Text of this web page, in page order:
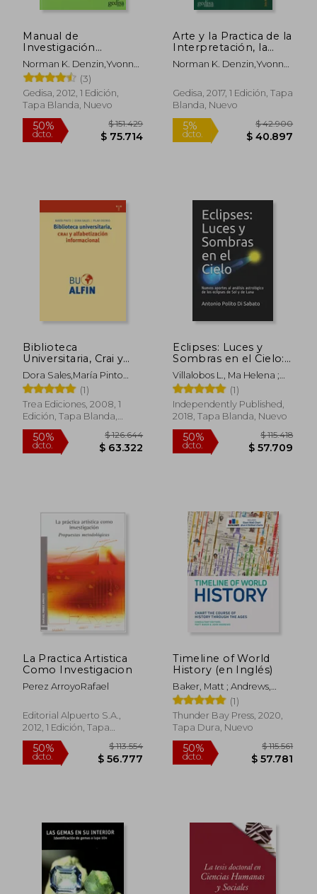
Manual de
Investigación
Cualitativa:
Paradigmas y
Perspectivas en
Disputa: 2
(Herramientas
Norman K. Denzin,Yvonna
S. Lincoln
(3)
Gedisa, 2012, 1 Edición,
Tapa Blanda, Nuevo
50% $ 151.429
Arte y la Practica de la
Interpretación, la
Evaluación y la
Presentación, el
Norman K. Denzin,Yvonna
Gedisa, 2017, 1 Edición, Tapa
Blanda, Nuevo
5%
Biblioteca
Universitaria, Crai y
Alfabetización
Informacional
Dora Sales,María Pinto
Molina,Pilar Martínez-
Osorio Ibarra
(1)
Trea Ediciones, 2008, 1
Edición, Tapa Blanda,
Nuevo
50%
dcto.
$ 126.644
Eclipses: Luces y
Sombras en el Cielo:
Nuevos Aportes al
Análisis Astrológico
de los Eclipses de sol
y de Luna
Villalobos L., Ma Helena ;
Polito Di Sabato, Antonio
(1)
Independently Published,
2018, Tapa Blanda, Nuevo
50%
dcto.
La Practica Artistica
Como Investigacion
Perez ArroyoRafael
Editorial Alpuerto S.A.,
2012, 1 Edición, Tapa
Blanda, Nuevo
Timeline of World
History (en Inglés)
Baker, Matt ; Andrews,
John
(1)
Thunder Bay Press, 2020,
Tapa Dura, Nuevo